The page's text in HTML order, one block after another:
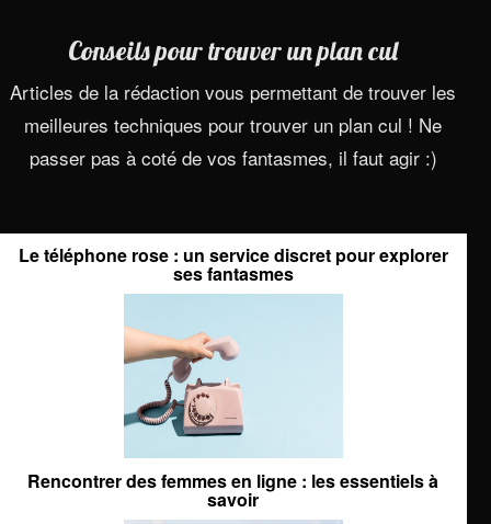
Conseils pour trouver un plan cul
Articles de la rédaction vous permettant de trouver les
meilleures techniques pour trouver un plan cul ! Ne
passer pas à coté de vos fantasmes, il faut agir :)
Le téléphone rose : un service discret pour explorer
ses fantasmes
Rencontrer des femmes en ligne : les essentiels à
savoir